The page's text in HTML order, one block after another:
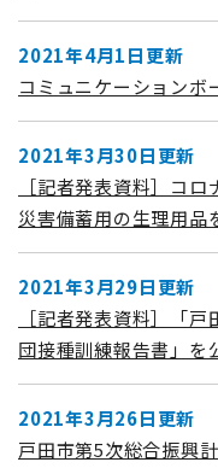
2021年4月1日更新
コミュニケーションボ
2021年3月30日更新
［記者発表資料］コ
災害備蓄用の生理用品
2021年3月29日更新
［記者発表資料］「
団接種訓練報告書」を
2021年3月26日更新
戸田市第5次総合振興